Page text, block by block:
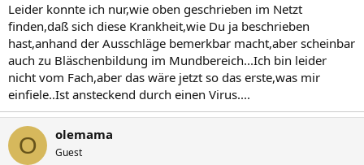
Leider konnte ich nur,wie oben geschrieben im Netzt
finden,daß sich diese Krankheit,wie Du ja beschrieben
hast,anhand der Ausschläge bemerkbar macht,aber scheinbar
auch zu Bläschenbildung im Mundbereich...Ich bin leider
nicht vom Fach,aber das wäre jetzt so das erste,was mir
einfiele..Ist ansteckend durch einen Virus....
O olemama
Guest